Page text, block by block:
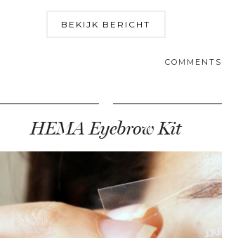
BEKIJK BERICHT
COMMENTS
HEMA Eyebrow Kit